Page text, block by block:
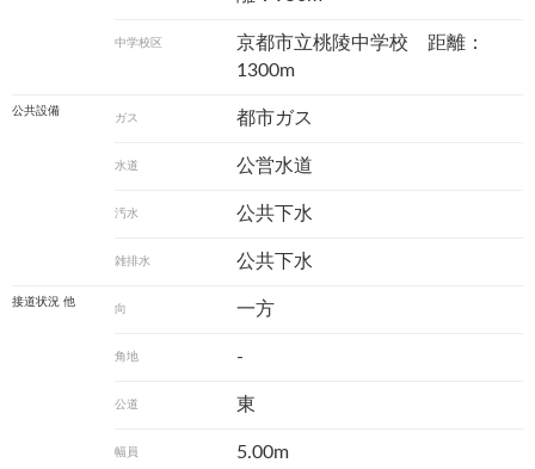
中学校区
京都市立桃陵中学校 距離：
1300m
公共設備
ガス 都市ガス
水道 公営水道
汚水 公共下水
雑排水 公共下水
接道状況 他
向 一方
角地 -
公道 東
幅員 5.00m